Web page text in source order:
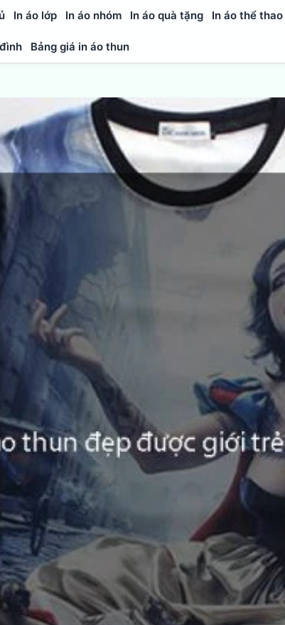
In áo lớp In áo nhóm In áo quà tặng In áo thể thao
Bảng giá in áo thun